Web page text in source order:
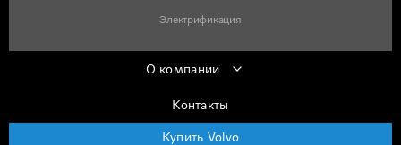
Электрификация
О компании
Контакты
Купить Volvo